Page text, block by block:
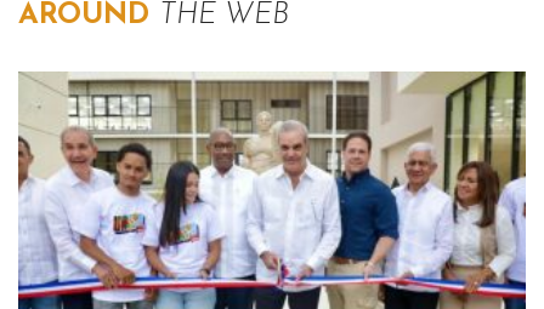
AROUND THE WEB